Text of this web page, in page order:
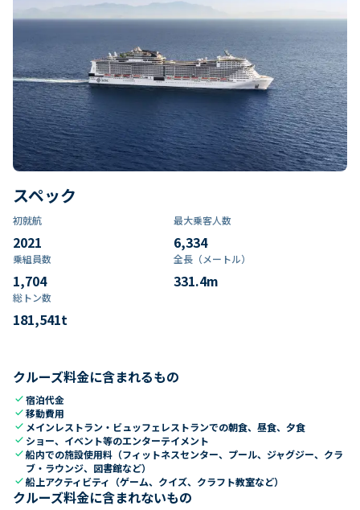
スペック
初就航
2021
最大乗客人数
6,334
乗組員数​
1,704
全長（メートル）
331.4m
総トン数​
181,541t
クルーズ料金に含まれるもの
check宿泊代金
check移動費用
check メインレストラン・ビュッフェレストランでの朝食、昼食、夕食
check ショー、イベント等のエンターテイメント
check船内での施設使用料（フィットネスセンター、プール、ジャグジー、クラ
ブ・ラウンジ、図書館など）
check船上アクティビティ（ゲーム、クイズ、クラフト教室など）
クルーズ料金に含まれないもの